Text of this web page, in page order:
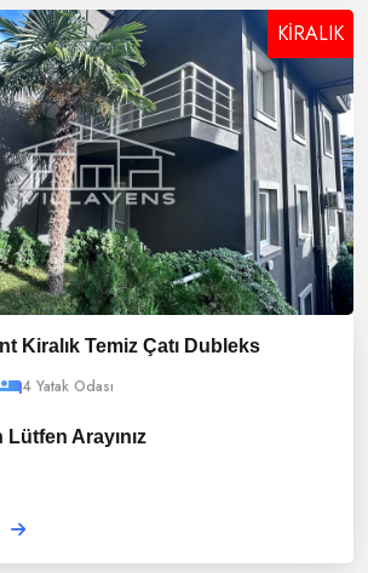
KİRALIK
Kiralık Temiz Çatı Dubleks
4 Yatak Odası
Arayınız